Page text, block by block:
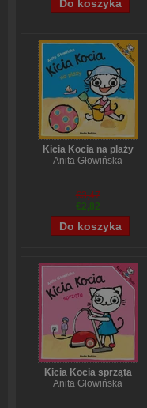
Kicia Kocia na plaży
Anita Głowińska
€3,47
€2,82
Kicia Kocia sprząta
Anita Głowińska